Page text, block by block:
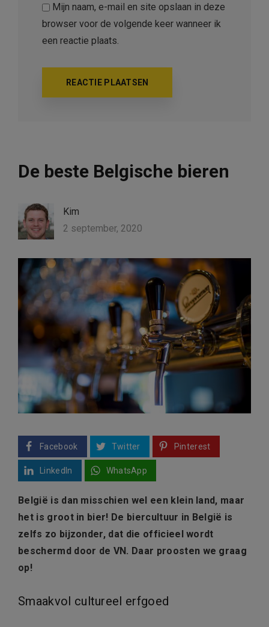
Mijn naam, e-mail en site opslaan in deze
browser voor de volgende keer wanneer ik
een reactie plaats.
De beste Belgische bieren
Kim
2 september, 2020
Facebook Twitter Pinterest
LinkedIn WhatsApp
België is dan misschien wel een klein land, maar
het is groot in bier! De biercultuur in België is
zelfs zo bijzonder, dat die officieel wordt
beschermd door de VN. Daar proosten we graag
op!
Smaakvol cultureel erfgoed